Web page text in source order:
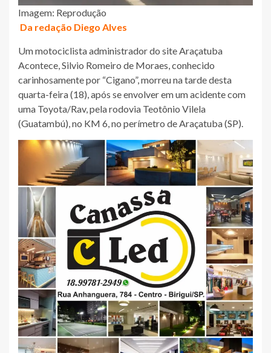
Imagem: Reprodução
Da redação Diego Alves
Um motociclista administrador do site Araçatuba
Acontece, Silvio Romeiro de Moraes, conhecido
carinhosamente por “Cigano”, morreu na tarde desta
quarta-feira (18), após se envolver em um acidente com
uma Toyota/Rav, pela rodovia Teotônio Vilela
(Guatambú), no KM 6, no perímetro de Araçatuba (SP).